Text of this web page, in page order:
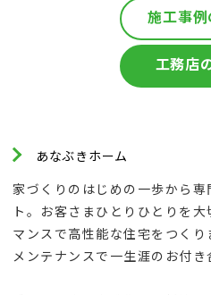
施工事例
工務店
あなぶきホーム
家づくりのはじめの一歩から
ト。お客さまひとりひとりを
マンスで高性能な住宅をつく
メンテナンスで一生涯のお付き